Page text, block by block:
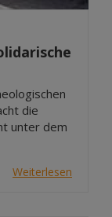
die
unter dem
Weiterlesen